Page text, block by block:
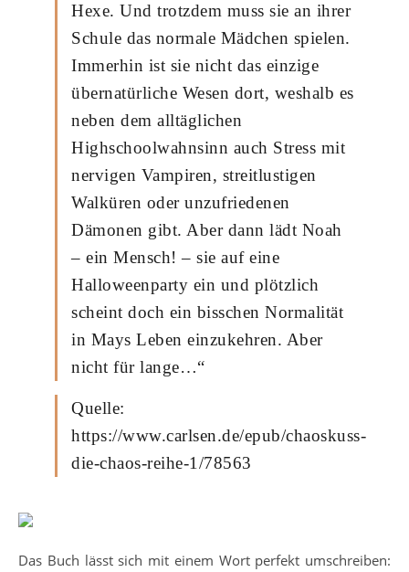
Hexe. Und trotzdem muss sie an ihrer
Schule das normale Mädchen spielen.
Immerhin ist sie nicht das einzige
übernatürliche Wesen dort, weshalb es
neben dem alltäglichen
Highschoolwahnsinn auch Stress mit
nervigen Vampiren, streitlustigen
Walküren oder unzufriedenen
Dämonen gibt. Aber dann lädt Noah
– ein Mensch! – sie auf eine
Halloweenparty ein und plötzlich
scheint doch ein bisschen Normalität
in Mays Leben einzukehren. Aber
nicht für lange…“
Quelle:
https://www.carlsen.de/epub/chaoskuss-
die-chaos-reihe-1/78563
Das Buch lässt sich mit einem Wort perfekt umschreiben: